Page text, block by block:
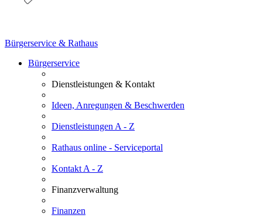
Bürgerservice & Rathaus
Bürgerservice
Dienstleistungen & Kontakt
Ideen, Anregungen & Beschwerden
Dienstleistungen A - Z
Rathaus online - Serviceportal
Kontakt A - Z
Finanzverwaltung
Finanzen